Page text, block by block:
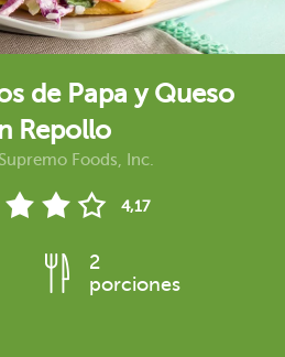
de Papa y Queso
Repollo
Foods, Inc.
4,17
2
porciones